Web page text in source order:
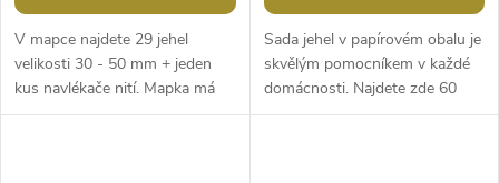
V mapce najdete 29 jehel
velikosti 30 - 50 mm + jeden
kus navlékače nití. Mapka má
výhodu, že nepotřebujete mít
Sada jehel v papírovém obalu je
skvělým pomocníkem v každé
domácnosti. Najdete zde 60
jehel v délce od 34 mm do 52